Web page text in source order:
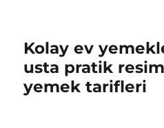
Kolay ev
usta pratik
yemek tarifleri